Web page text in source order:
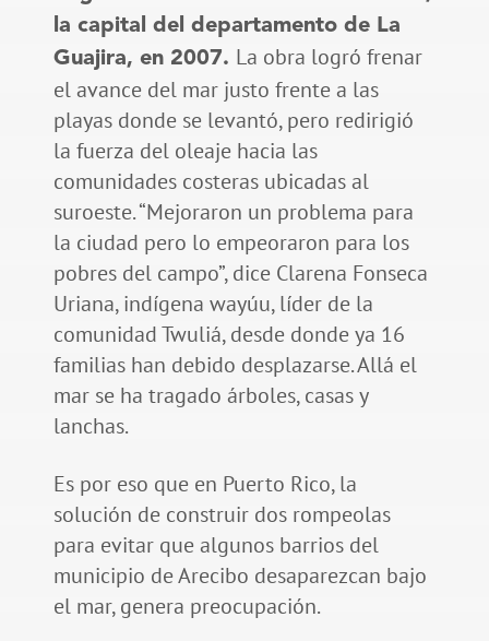
la capital del departamento de La
Guajira, en 2007. La obra logró frenar
el avance del mar justo frente a las
playas donde se levantó, pero redirigió
la fuerza del oleaje hacia las
comunidades costeras ubicadas al
suroeste. “Mejoraron un problema para
la ciudad pero lo empeoraron para los
pobres del campo”, dice Clarena Fonseca
Uriana, indígena wayúu, líder de la
comunidad Twuliá, desde donde ya 16
familias han debido desplazarse. Allá el
mar se ha tragado árboles, casas y
lanchas.
Es por eso que en Puerto Rico, la
solución de construir dos rompeolas
para evitar que algunos barrios del
municipio de Arecibo desaparezcan bajo
el mar, genera preocupación.